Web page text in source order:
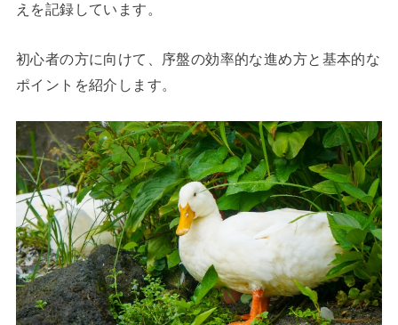
えを記録しています。
初心者の方に向けて、序盤の効率的な進め方と基本的な
ポイントを紹介します。